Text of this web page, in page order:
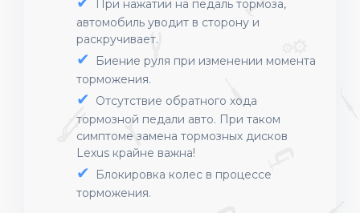
При нажатии на педаль тормоза,
автомобиль уводит в сторону и
раскручивает.
Биение руля при изменении момента
торможения.
Отсутствие обратного хода
тормозной педали авто. При таком
симптоме замена тормозных дисков
Lexus крайне важна!
Блокировка колес в процессе
торможения.